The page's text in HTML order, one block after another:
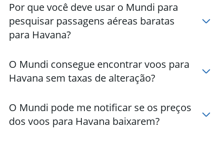
Por que você deve usar o Mundi para
pesquisar passagens aéreas baratas
para Havana?
O Mundi consegue encontrar voos para
Havana sem taxas de alteração?
O Mundi pode me notificar se os preços
dos voos para Havana baixarem?